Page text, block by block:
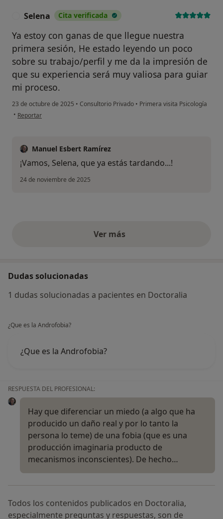
Selena Cita verificada
Ya estoy con ganas de que llegue nuestra
primera sesión, He estado leyendo un poco
sobre su trabajo/perfil y me da la impresión de
que su experiencia será muy valiosa para guiar
mi proceso.
23 de octubre de 2025 • Consultorio Privado • Primera visita Psicología
• en opinión del usuario Selena
Reportar
Manuel Esbert Ramírez
¡Vamos, Selena, que ya estás tardando...!
24 de noviembre de 2025
Ver másopiniones anteriores
Dudas solucionadas
1 dudas solucionadas a pacientes en Doctoralia
¿Que es la Androfobia?
¿Que es la Androfobia?
RESPUESTA DEL PROFESIONAL:
Hay que diferenciar un miedo (a algo que ha
producido un daño real y por lo tanto la
persona lo teme) de una fobia (que es una
producción imaginaria producto de
mecanismos inconscientes). De hecho…
Todos los contenidos publicados en Doctoralia,
especialmente preguntas y respuestas, son de